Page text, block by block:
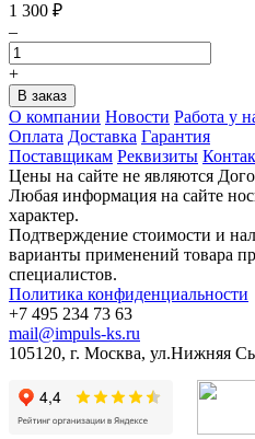
1 300 ₽
–
+
О компании Новости Работа у
Оплата Доставка Гарантия
Поставщикам Реквизиты
Цены на сайте не являются
Любая информация на сайте
характер.
Подтверждение стоимости и
варианты применений товара
специалистов.
Политика конфиденциальности
+7 495 234 73 63
mail@impuls-ks.ru
105120, г. Москва, ул.Нижняя